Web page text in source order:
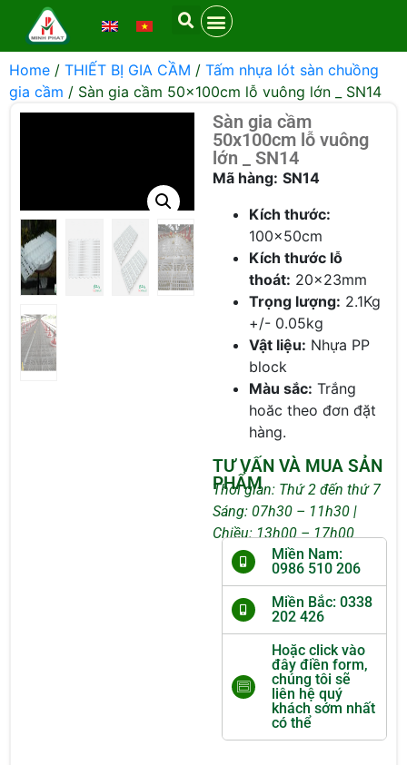
Home / THIẾT BỊ GIA CẦM / Tấm nhựa lót sàn chuồng
gia cầm / Sàn gia cầm 50x100cm lỗ vuông lớn _ SN14
Sàn gia cầm
50x100cm lỗ vuông
lớn _ SN14
Mã hàng: SN14
Kích thước:
100x50cm
Kích thước lỗ
thoát: 20x23mm
Trọng lượng: 2.1Kg
+/- 0.05kg
Vật liệu: Nhựa PP
block
Màu sắc: Trắng
hoăc theo đơn đặt
hàng.
TƯ VẤN VÀ MUA SẢN
PHẨM
Thời gian: Thứ 2 đến thứ 7
Sáng: 07h30 – 11h30 |
Chiều: 13h00 – 17h00
Miền Nam:
0986 510 206
Miền Bắc: 0338
202 426
Hoặc click vào
đây điền form,
chúng tôi sẽ
liên hệ quý
khách sớm nhất
có thể